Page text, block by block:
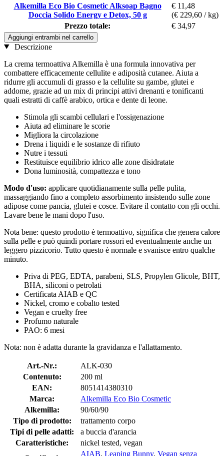
Alkemilla Eco Bio Cosmetic Alksoap Bagno
Doccia Solido Energy e Detox, 50 g
€ 11,48
(€ 229,60 / kg)
Prezzo totale:
€ 34,97
Aggiungi entrambi nel carrello
Descrizione
La crema termoattiva Alkemilla è una formula innovativa per
combattere efficacemente cellulite e adiposità cutanee. Aiuta a
ridurre gli accumuli di grasso e la cellulite su gambe, glutei e
addome, grazie ad un mix di principi attivi drenanti e tonificanti
quali estratti di caffè arabico, ortica e dente di leone.
Stimola gli scambi cellulari e l'ossigenazione
Aiuta ad eliminare le scorie
Migliora la circolazione
Drena i liquidi e le sostanze di rifiuto
Nutre i tessuti
Restituisce equilibrio idrico alle zone disidratate
Dona luminosità, compattezza e tono
Modo d'uso: applicare quotidianamente sulla pelle pulita,
massaggiando fino a completo assorbimento insistendo sulle zone
adipose come pancia, glutei e cosce. Evitare il contatto con gli occhi.
Lavare bene le mani dopo l'uso.
Nota bene: questo prodotto è termoattivo, significa che genera calore
sulla pelle e può quindi portare rossori ed eventualmente anche un
leggero pizzicorio. Tutto questo è normale e svanisce entro qualche
minuto.
Priva di PEG, EDTA, parabeni, SLS, Propylen Glicole, BHT,
BHA, siliconi o petrolati
Certificata AIAB e QC
Nickel, cromo e cobalto tested
Vegan e cruelty free
Profumo naturale
PAO: 6 mesi
Nota: non è adatta durante la gravidanza e l'allattamento.
Art.-Nr.:
ALK-030
Contenuto:
200 ml
EAN:
8051414380310
Marca:
Alkemilla Eco Bio Cosmetic
Alkemilla:
90/60/90
Tipo di prodotto:
trattamento corpo
Tipi di pelle adatti:
a buccia d'arancia
Caratteristiche:
nickel tested, vegan
AIAB, Leaping Bunny, Vegan senza